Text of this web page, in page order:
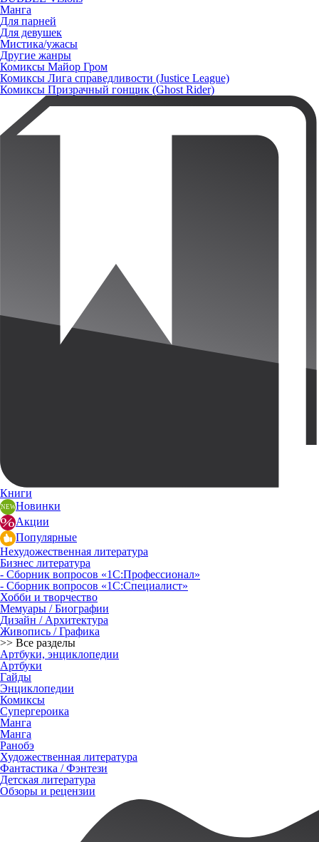
Манга
Для парней
Для девушек
Мистика/ужасы
Другие жанры
Комиксы Майор Гром
Комиксы Лига справедливости (Justice League)
Комиксы Призрачный гонщик (Ghost Rider)
Книги
Новинки
Акции
Популярные
Нехудожественная литература
Бизнес литература
- Сборник вопросов «1С:Профессионал»
- Сборник вопросов «1С:Специалист»
Хобби и творчество
Мемуары / Биографии
Дизайн / Архитектура
Живопись / Графика
>> Все разделы
Артбуки, энциклопедии
Артбуки
Гайды
Энциклопедии
Комиксы
Супергероика
Манга
Манга
Ранобэ
Художественная литература
Фантастика / Фэнтези
Детская литература
Обзоры и рецензии